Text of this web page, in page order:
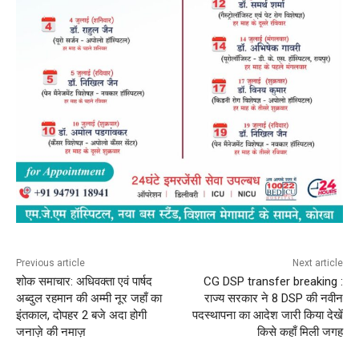
Previous article
शोक समाचार: अधिवक्ता एवं पार्षद
अब्दुल रहमान की अम्मी नूर जहाँ का
इंतकाल, दोपहर 2 बजे अदा होगी
जनाज़े की नमाज़
Next article
CG DSP transfer breaking :
राज्य सरकार ने 8 DSP की नवीन
पदस्थापना का आदेश जारी किया देखें
किसे कहाँ मिली जगह